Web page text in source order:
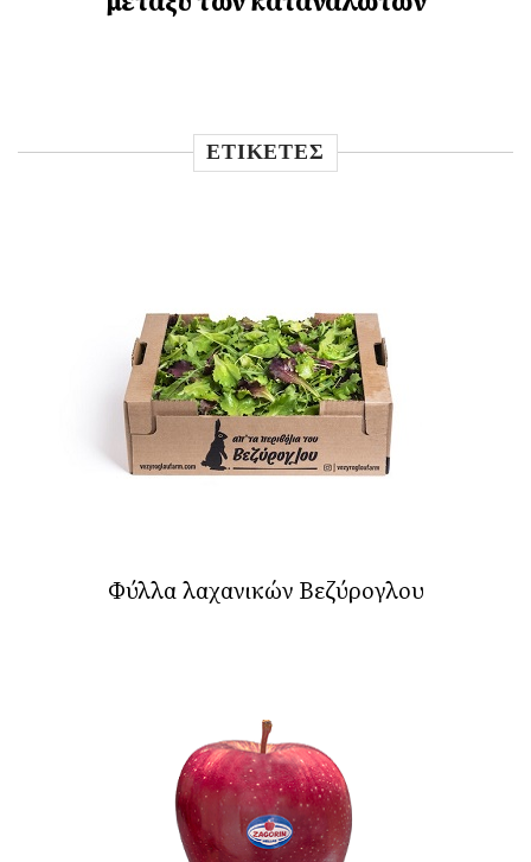
ΕΤΙΚΕΤΕΣ
Φύλλα λαχανικών Βεζύρογλου